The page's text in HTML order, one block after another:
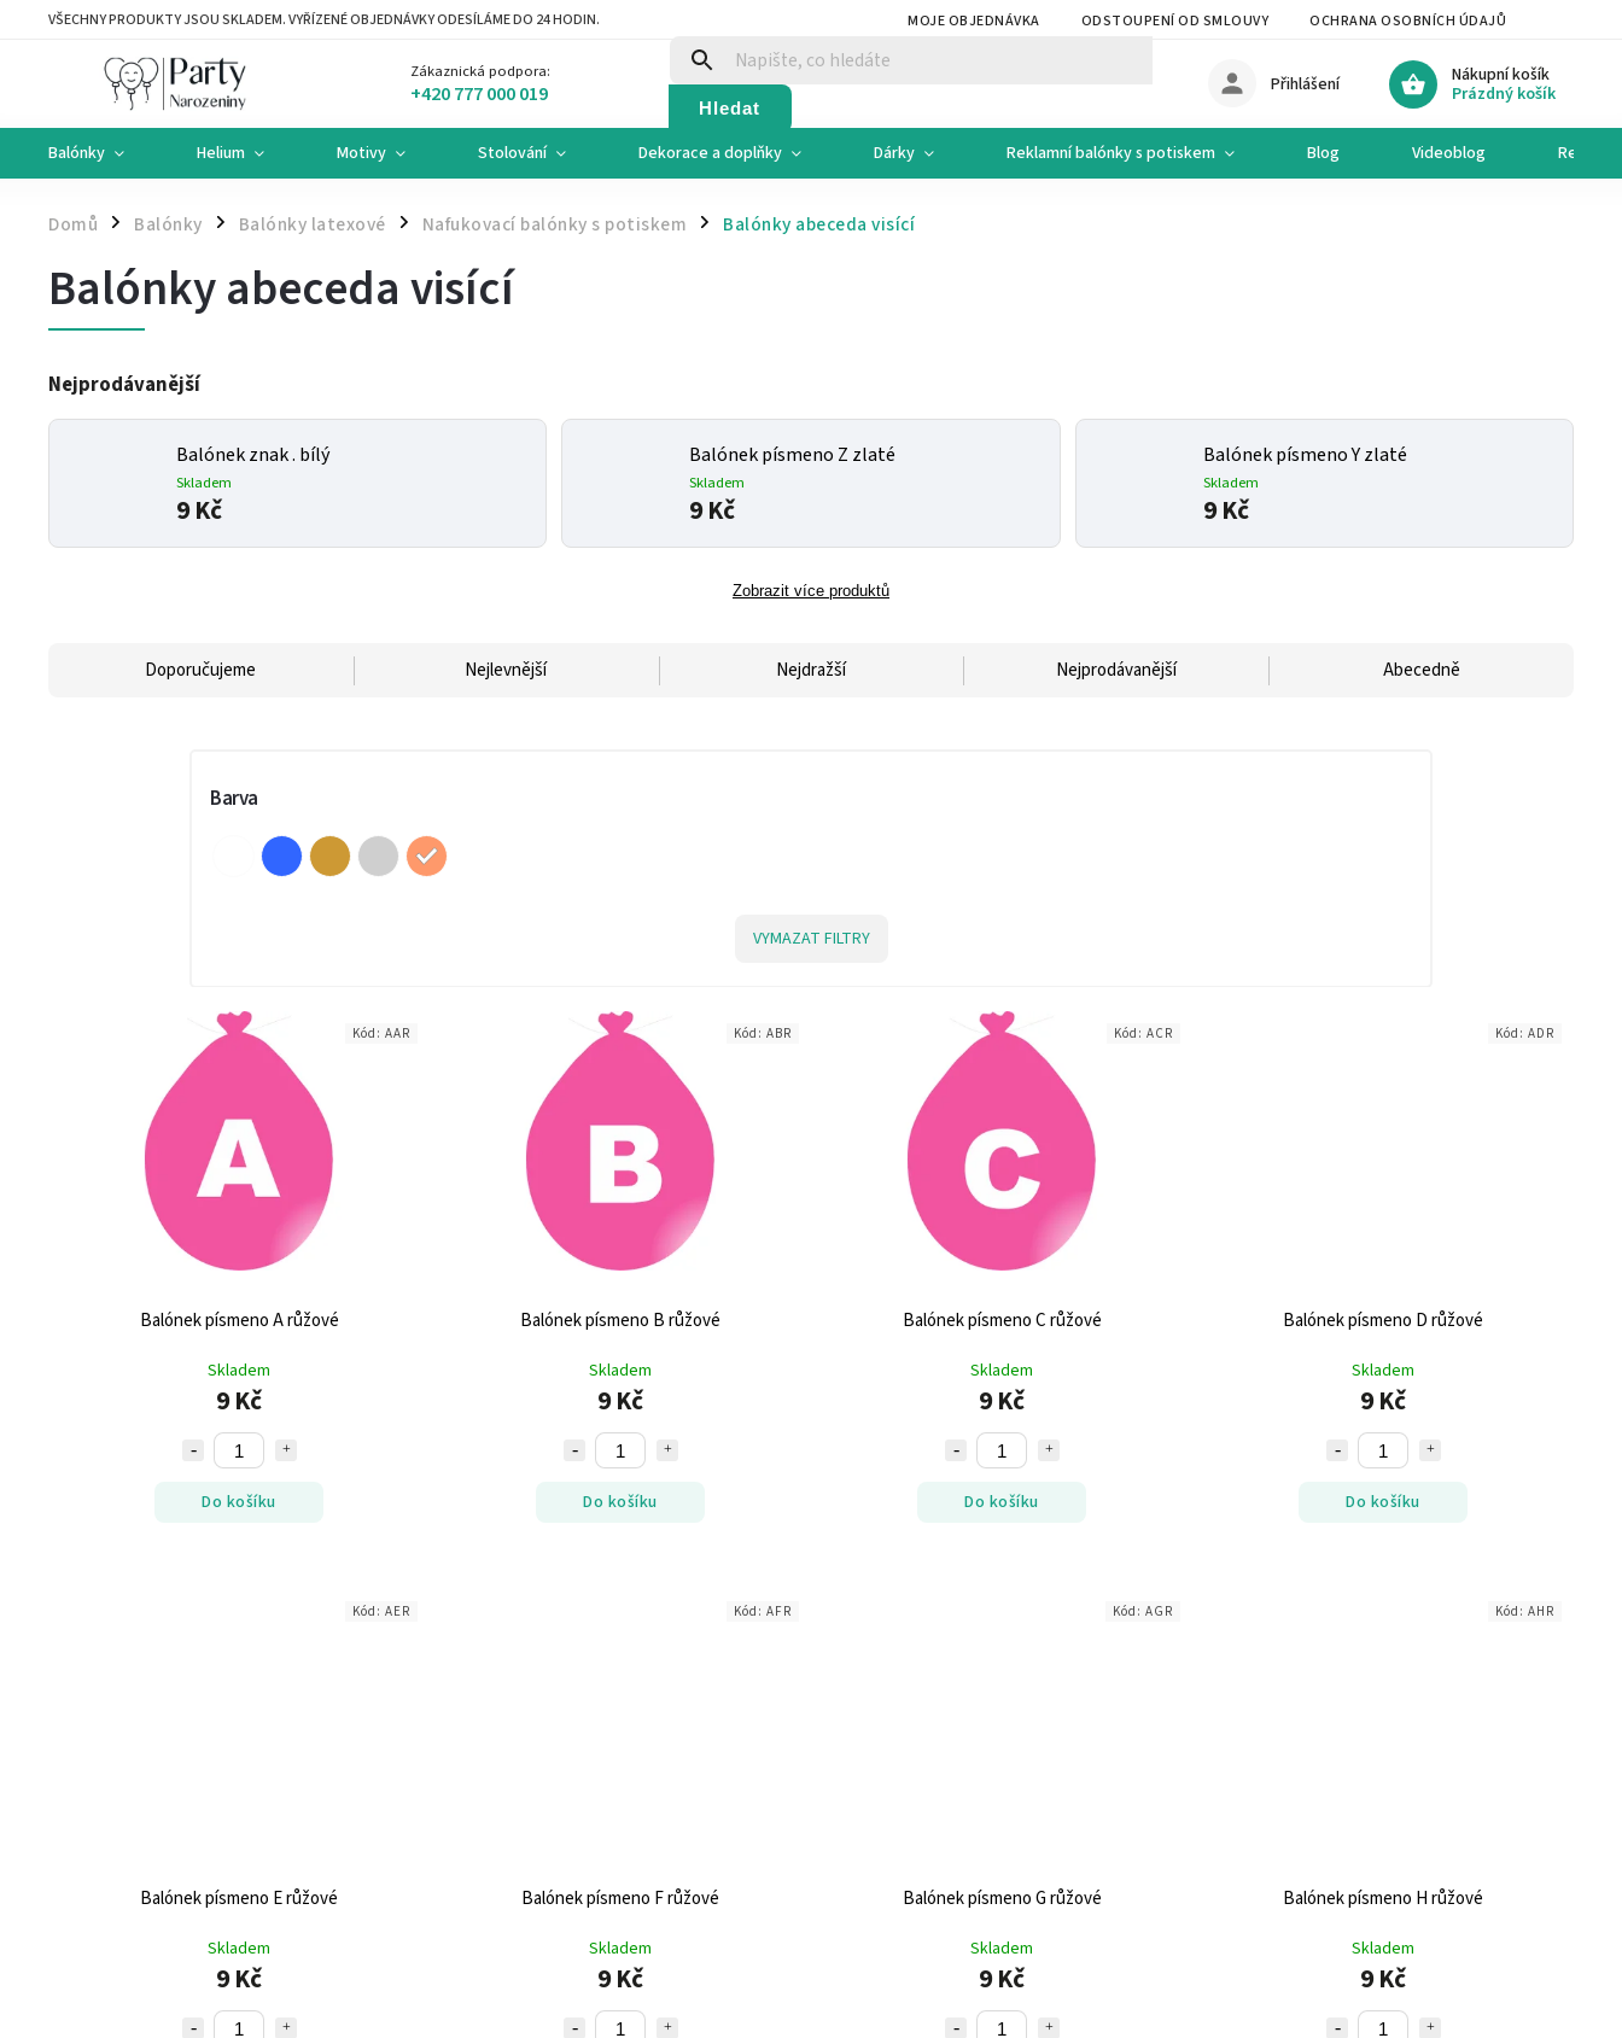
VŠECHNY PRODUKTY JSOU SKLADEM. VYŘÍZENÉ OBJEDNÁVKY ODESÍLÁME DO 24 HODIN. MOJE OBJEDNÁVKA ODSTOUPENÍ OD SMLOUVY OCHRANA OSOBNÍCH ÚDAJŮ
Zákaznická podpora:
+420 777 000 019 Hledat
Nákupní košík
Prázdný košík
Přihlášení
Balónky Helium Motivy Stolování Dekorace a doplňky Dárky Reklamní balónky s potiskem Blog Videoblog Recepty
Domů / Balónky / Balónky latexové / Nafukovací balónky s potiskem / Balónky abeceda visící
Balónky abeceda visící
Nejprodávanější
Balónek znak . bílý
Skladem
9 Kč
Balónek písmeno Z zlaté
Skladem
9 Kč
Balónek písmeno Y zlaté
Skladem
9 Kč
Zobrazit více produktů
Doporučujeme Nejlevnější Nejdražší Nejprodávanější Abecedně
Barva
VYMAZAT FILTRY
Balónek písmeno A růžové
Skladem
9 Kč
Do košíku
Kód: AAR
Balónek písmeno B růžové
Skladem
9 Kč
Do košíku
Kód: ABR
Balónek písmeno C růžové
Skladem
9 Kč
Do košíku
Kód: ACR
Balónek písmeno D růžové
Skladem
9 Kč
Do košíku
Kód: ADR
Balónek písmeno E růžové
Skladem
9 Kč
Kód: AER
Balónek písmeno F růžové
Skladem
9 Kč
Kód: AFR
Balónek písmeno G růžové
Skladem
9 Kč
Kód: AGR
Balónek písmeno H růžové
Skladem
9 Kč
Kód: AHR